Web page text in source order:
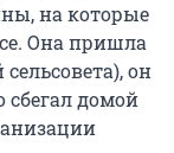
на которые
Она пришла
он
сбегал домой